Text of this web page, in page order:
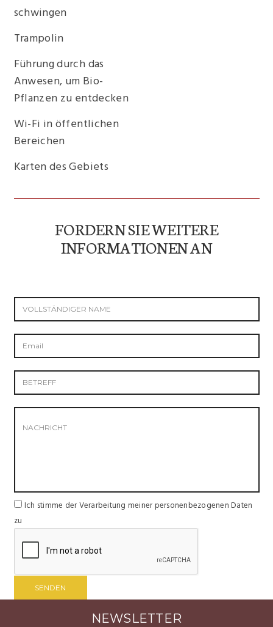
schwingen
Trampolin
Führung durch das
Anwesen, um Bio-
Pflanzen zu entdecken
Wi-Fi in öffentlichen
Bereichen
Karten des Gebiets
FORDERN SIE WEITERE
INFORMATIONEN AN
Ich stimme der Verarbeitung meiner personenbezogenen Daten
zu
NEWSLETTER